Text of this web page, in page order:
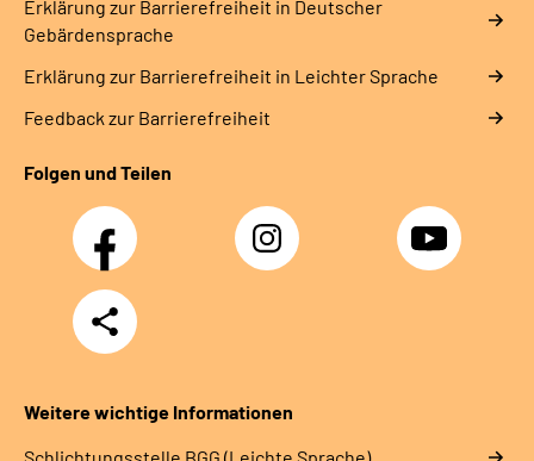
Erklärung zur Barrierefreiheit in Deutscher
Gebärdensprache
Erklärung zur Barrierefreiheit in Leichter Sprache
Feedback zur Barrierefreiheit
Folgen und Teilen
Facebook Instagram YouTube
Teilen
Weitere wichtige Informationen